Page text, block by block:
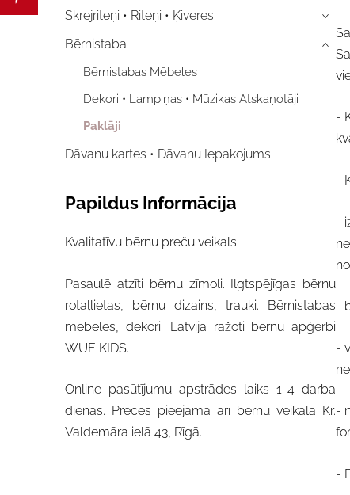
Skrejriteņi • Riteņi • Ķiveres ›
Bērnistaba
Bērnistabas Mēbeles
Dekori • Lampiņas • Mūzikas Atskaņotāji
Paklāji
›
Dāvanu kartes • Dāvanu Iepakojums
Papildus Informācija
Kvalitatīvu bērnu preču veikals.
Pasaulē atzīti bērnu zīmoli. Ilgtspējīgas bērnu
rotaļlietas, bērnu dizains, trauki. Bērnistabas
mēbeles, dekori. Latvijā ražoti bērnu apģērbi
WUF KIDS.
Online pasūtījumu apstrādes laiks 1-4 darba
dienas. Preces pieejama arī bērnu veikalā Kr.
Valdemāra ielā 43, Rīgā.
-
-
-
-
-
-
-